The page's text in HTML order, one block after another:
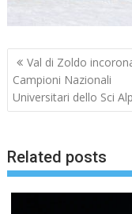
Navigazione
articoli
Val di Zoldo
Campioni Nazionali
Universitari dello Sci
Related posts